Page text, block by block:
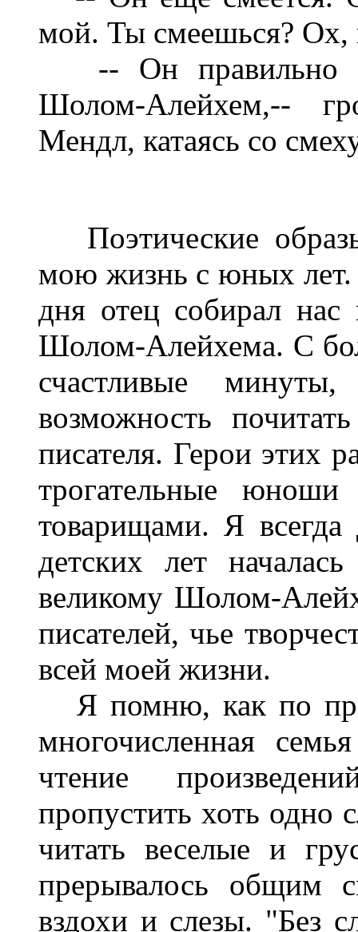
мой. Ты смеешься? Ох,
-- Он правильно
Шолом-Алейхем,--
Мендл, катаясь со
Поэтические
мою жизнь с юных лет.
дня отец собирал нас
Шолом-Алейхема. С
счастливые
возможность
писателя. Герои этих
трогательные
товарищами. Я
детских лет
великому Шолом-
писателей, чье
всей моей жизни.
Я помню, как по
многочисленная
чтение
пропустить хоть одно
читать веселые и
прерывалось общим
вздохи и слезы. "Без